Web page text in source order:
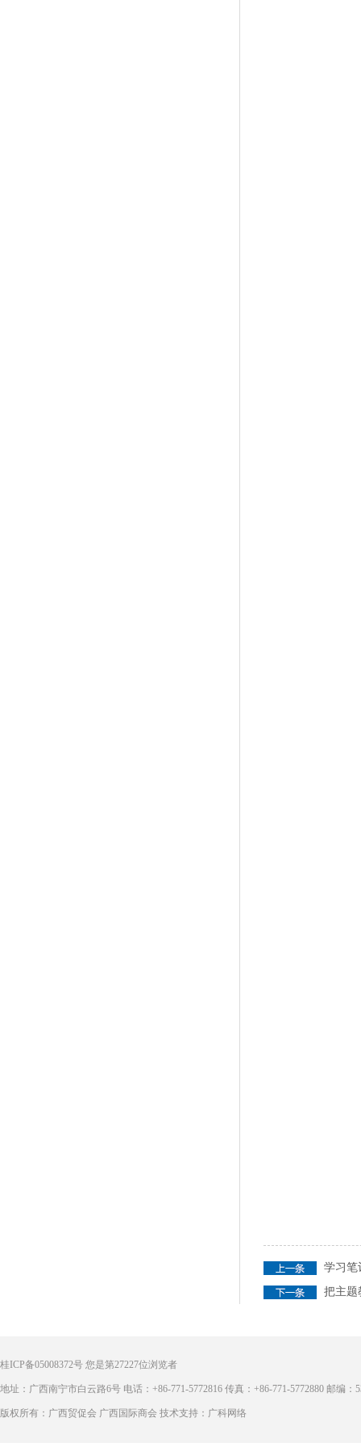
学习笔
把主题
桂ICP备05008372号 您是第27227位浏览者
地址：广西南宁市白云路6号 电话：+86-771-5772816 传真：+86-771-5772880 邮编：
版权所有：广西贸促会 广西国际商会 技术支持：广科网络